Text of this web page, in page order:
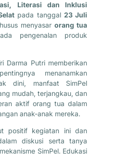
Literasi dan Inklusi
pada tanggal 23 Juli
menyasarorang tua
pengenalan produk
Darma Putri memberikan
menanamkan
dini, manfaat SimPel
mudah, terjangkau, dan
aktif orang tua dalam
anak-anak mereka.
positif kegiatan ini dan
diskusi serta tanya
SimPel. Edukasi